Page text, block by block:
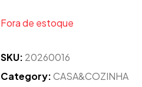
Fora de estoque
SKU: 20260016
Category:CASA&COZINHA